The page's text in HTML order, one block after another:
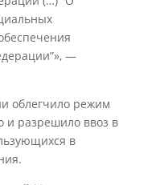
—
облегчило режим
и разрешило ввоз в
в